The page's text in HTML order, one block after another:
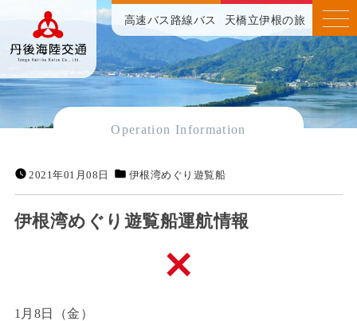
高速バス 路線バス 天橋立伊根の旅
Operation Information
2021年01月08日 伊根湾めぐり遊覧船
伊根湾めぐり遊覧船運航情報
1月8日（金）